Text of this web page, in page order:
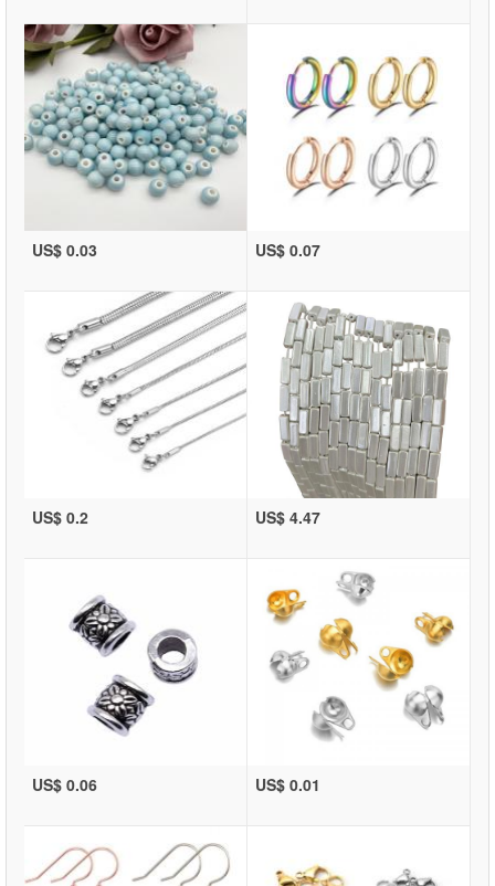
US$ 0.03 US$ 0.07
US$ 0.2 US$ 4.47
US$ 0.06 US$ 0.01